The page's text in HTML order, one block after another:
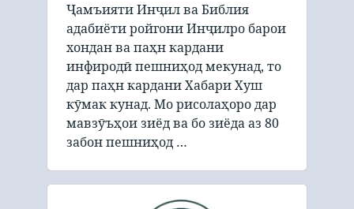
Ҷамъияти Инҷил ва Библия
адабиёти ройгони Инҷилро барои
хондан ва паҳн кардани
инфиродӣ пешниҳод мекунад, то
дар паҳн кардани Хабари Хуш
кӯмак кунад. Мо рисолаҳоро дар
мавзӯъҳои зиёд ва бо зиёда аз 80
забон пешниҳод …